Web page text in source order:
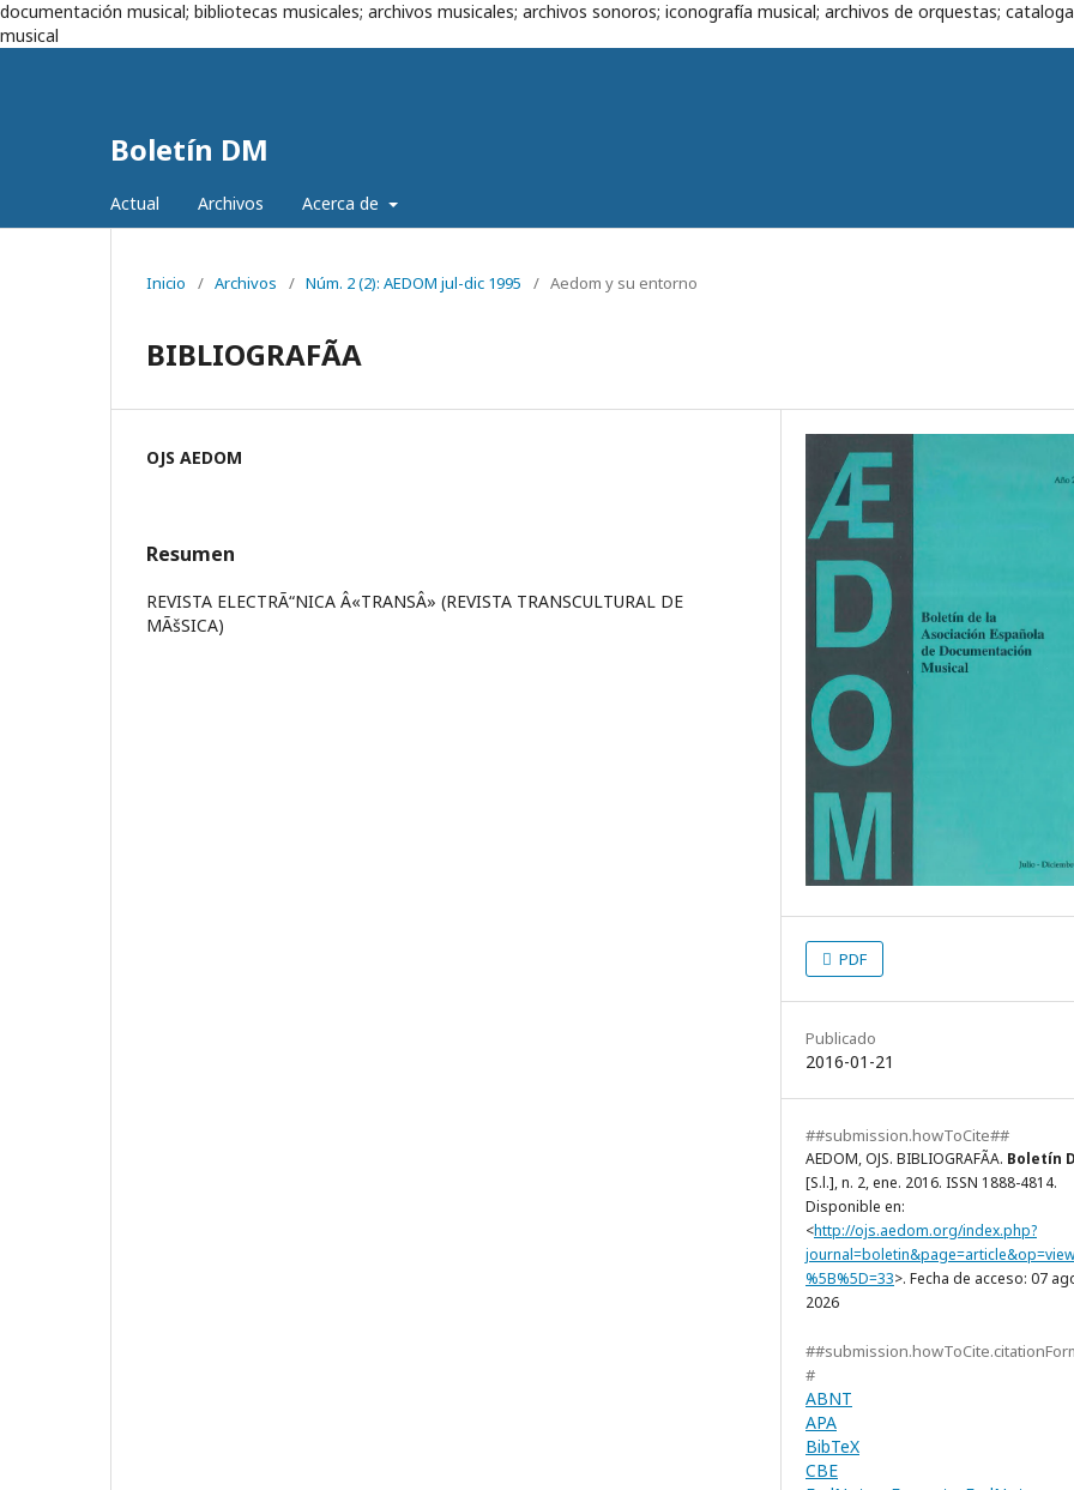
documentación musical; bibliotecas musicales; archivos musicales; archivos sonoros; iconografía musical; archivos de orquestas;
musical
Boletín DM
Actual Archivos Acerca de
Inicio / Archivos / Núm. 2 (2): AEDOM jul-dic 1995 / Aedom y su entorno
BIBLIOGRAFÃA
OJS AEDOM
Resumen
REVISTA ELECTRÃ“NICA Â«TRANSÂ» (REVISTA TRANSCULTURAL DE
MÃšSICA)
PDF
Publicado
2016-01-21
##submission.howToCite##
AEDOM, OJS. BIBLIOGRAFÃA. Boletín
[S.l.], n. 2, ene. 2016. ISSN 1888-4814.
Disponible en:
<http://ojs.aedom.org/index.php?
%5B%5D=33>. Fecha de acceso: 07
2026
#
ABNT
APA
BibTeX
CBE